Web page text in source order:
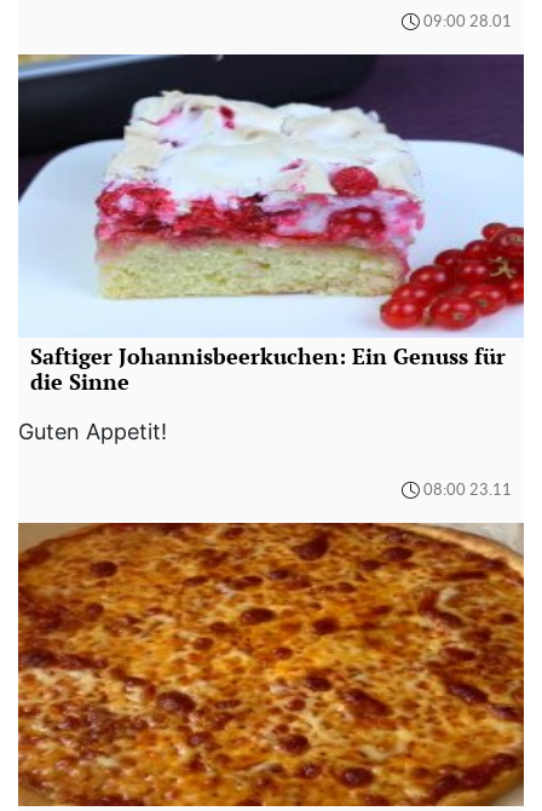
09:00 28.01
Saftiger Johannisbeerkuchen: Ein Genuss für
die Sinne
Guten Appetit!
08:00 23.11